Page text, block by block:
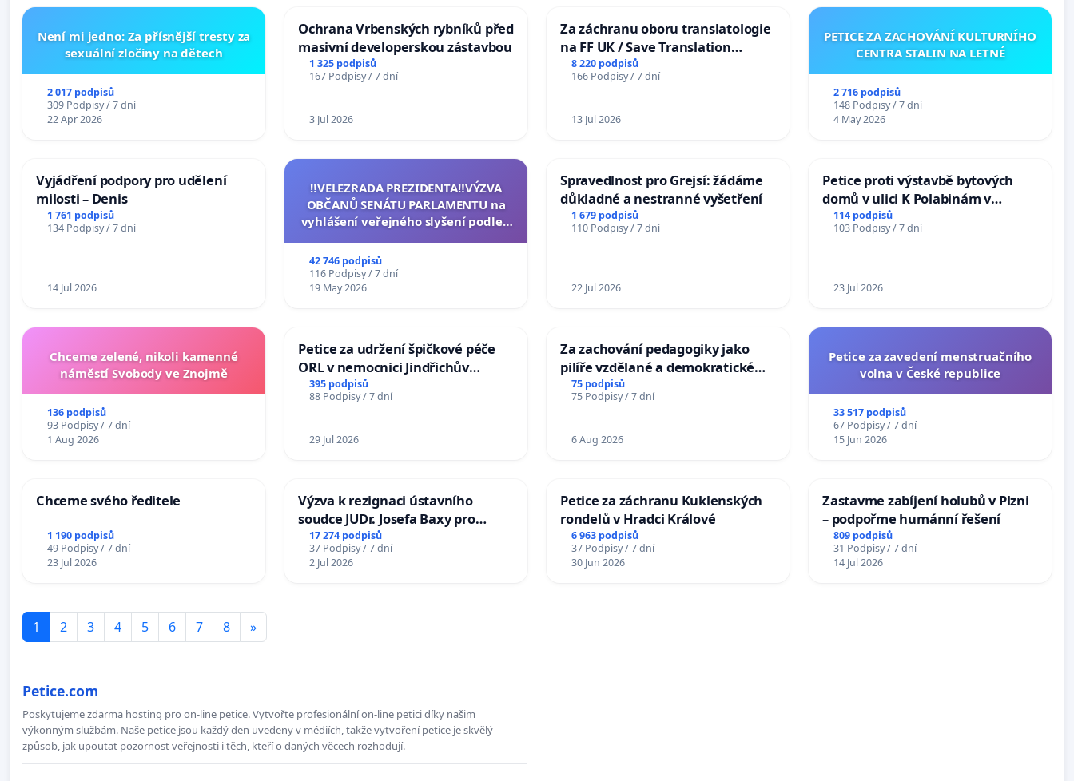
Není mi jedno: Za přísnější tresty za
sexuální zločiny na dětech
2 017 podpisů
309 Podpisy / 7 dní
22 Apr 2026
Ochrana Vrbenských rybníků před
masivní developerskou zástavbou
1 325 podpisů
167 Podpisy / 7 dní
3 Jul 2026
Za záchranu oboru translatologie
na FF UK / Save Translation
Studies at the Faculty of Arts,
Charles University
8 220 podpisů
166 Podpisy / 7 dní
13 Jul 2026
PETICE ZA ZACHOVÁNÍ KULTURNÍHO
CENTRA STALIN NA LETNÉ
2 716 podpisů
148 Podpisy / 7 dní
4 May 2026
Vyjádření podpory pro udělení
milosti – Denis
1 761 podpisů
134 Podpisy / 7 dní
14 Jul 2026
‼️VELEZRADA PREZIDENTA‼️VÝZVA
OBČANŮ SENÁTU PARLAMENTU na
vyhlášení veřejného slyšení podle §
na přijetí usnesení k podání ústavní
žaloby na prezidenta republiky
42 746 podpisů
116 Podpisy / 7 dní
19 May 2026
Spravedlnost pro Grejsí: žádáme
důkladné a nestranné vyšetření
1 679 podpisů
110 Podpisy / 7 dní
22 Jul 2026
Petice proti výstavbě bytových
domů v ulici K Polabinám v
Pardubicích
114 podpisů
103 Podpisy / 7 dní
23 Jul 2026
Chceme zelené, nikoli kamenné
náměstí Svobody ve Znojmě
136 podpisů
93 Podpisy / 7 dní
1 Aug 2026
Petice za udržení špičkové péče
ORL v nemocnici Jindřichův
Hradec
395 podpisů
88 Podpisy / 7 dní
29 Jul 2026
Za zachování pedagogiky jako
pilíře vzdělané a demokratické
společnosti
75 podpisů
75 Podpisy / 7 dní
6 Aug 2026
Petice za zavedení menstruačního
volna v České republice
33 517 podpisů
67 Podpisy / 7 dní
15 Jun 2026
Chceme svého ředitele
1 190 podpisů
49 Podpisy / 7 dní
23 Jul 2026
Výzva k rezignaci ústavního
soudce JUDr. Josefa Baxy pro
ohrožení důvěry ve spravedlivý
proces
17 274 podpisů
37 Podpisy / 7 dní
2 Jul 2026
Petice za záchranu Kuklenských
rondelů v Hradci Králové
6 963 podpisů
37 Podpisy / 7 dní
30 Jun 2026
Zastavme zabíjení holubů v Plzni
– podpořme humánní řešení
809 podpisů
31 Podpisy / 7 dní
14 Jul 2026
1 2 3 4 5 6 7 8 »
Petice.com
Poskytujeme zdarma hosting pro on-line petice. Vytvořte profesionální on-line petici díky našim
výkonným službám. Naše petice jsou každý den uvedeny v médiích, takže vytvoření petice je skvělý
způsob, jak upoutat pozornost veřejnosti i těch, kteří o daných věcech rozhodují.